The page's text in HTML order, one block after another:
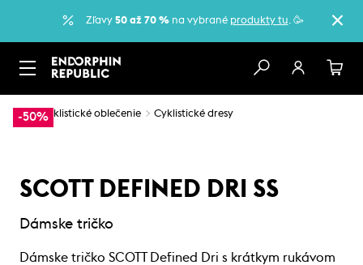
Zľavy 50 až 70 %na vybrané produkty tu. 🥳
-50%
… Cyklistické oblečenie Cyklistické dresy
SCOTT DEFINED DRI SS
Dámske tričko
Dámske tričko SCOTT Defined Dri s krátkym rukávom